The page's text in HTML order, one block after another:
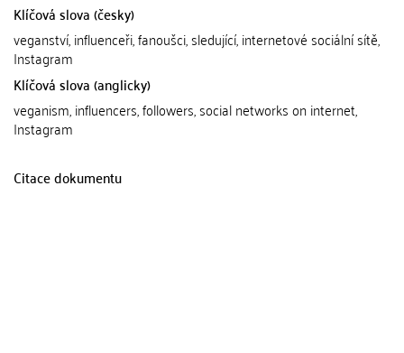
Klíčová slova (česky)
veganství, influenceři, fanoušci, sledující, internetové sociální sítě,
Instagram
Klíčová slova (anglicky)
veganism, influencers, followers, social networks on internet,
Instagram
Citace dokumentu